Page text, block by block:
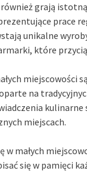
grają
prace
unikalne
które
miejscowości
na
miejscach.
w małych
się w pamięci